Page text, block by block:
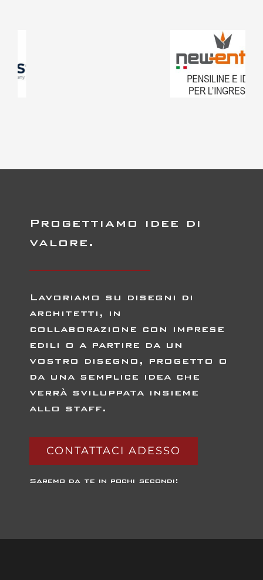
Progettiamo idee di
valore.
Lavoriamo su disegni di
architetti, in
collaborazione con imprese
edili o a partire da un
vostro disegno, progetto o
da una semplice idea che
verrà sviluppata insieme
allo staff.
CONTATTACI ADESSO
Saremo da te in pochi secondi!